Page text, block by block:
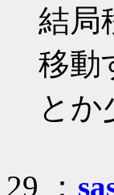
結局
移動
とか
29 ：